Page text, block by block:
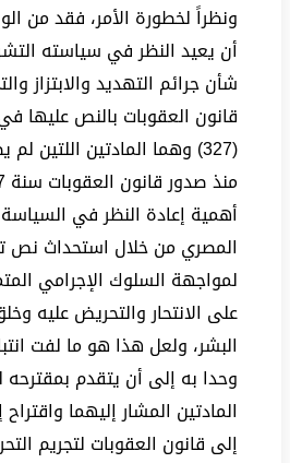
ونظراً لخطورة الأمر، فقد من
أن يعيد النظر في سياسته
شأن جرائم التهديد والابتزاز
(327) وهما المادتين اللتين
أهمية إعادة النظر في السياسة
المصري من خلال استحداث نص
لمواجهة السلوك الإجرامي
على الانتحار والتحريض عليه
البشر، ولعل هذا هو ما لفت
وحدا به إلى أن يتقدم
المادتين المشار إليهما
إلى قانون العقوبات لتجريم